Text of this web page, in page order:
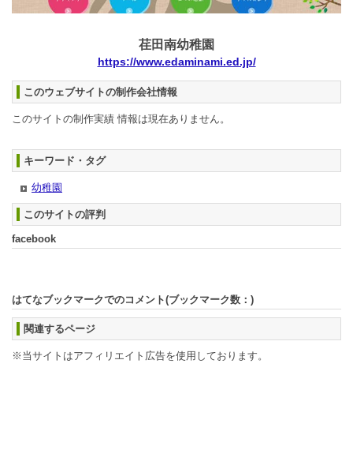
荏田南幼稚園
https://www.edaminami.ed.jp/
このウェブサイトの制作会社情報
このサイトの制作実績 情報は現在ありません。
キーワード・タグ
幼稚園
このサイトの評判
facebook
はてなブックマークでのコメント(ブックマーク数： )
関連するページ
※当サイトはアフィリエイト広告を使用しております。